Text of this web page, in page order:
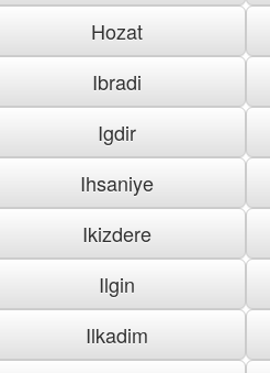
Hozat
Ibradi
Igdir
Ihsaniye
Ikizdere
Ilgin
Ilkadim